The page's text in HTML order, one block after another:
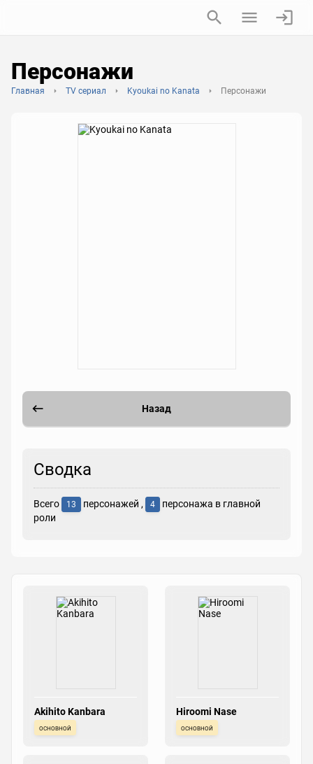
Персонажи
Главная TV сериал Kyoukai no Kanata Персонажи
Назад
Сводка
Всего 13 персонажей , 4
персонажа в главной
роли
Akihito Kanbara
основной
Hiroomi Nase
основной